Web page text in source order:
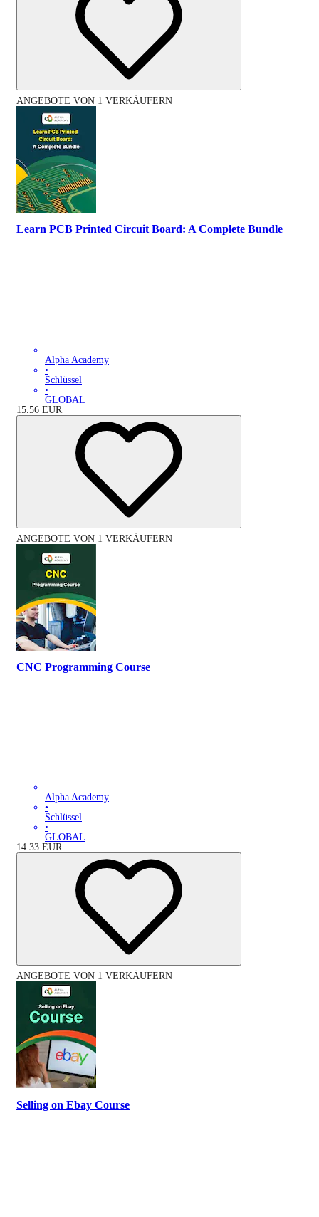
ANGEBOTE VON 1 VERKÄUFERN
Learn PCB Printed Circuit Board: A Complete Bundle
Alpha Academy
•
Schlüssel
•
GLOBAL
15.56 EUR
ANGEBOTE VON 1 VERKÄUFERN
CNC Programming Course
Alpha Academy
•
Schlüssel
•
GLOBAL
14.33 EUR
ANGEBOTE VON 1 VERKÄUFERN
Selling on Ebay Course